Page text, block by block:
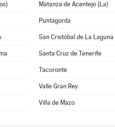
Matanza de Acentejo (La)
Puntagorda
San Cristóbal de La Laguna
Santa Cruz de Tenerife
Tacoronte
Valle Gran Rey
Villa de Mazo